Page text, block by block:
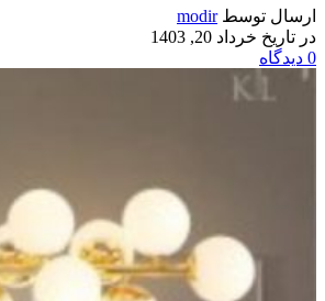
ارسال توسط modir
در تاریخ خرداد 20, 1403
0 دیدگاه